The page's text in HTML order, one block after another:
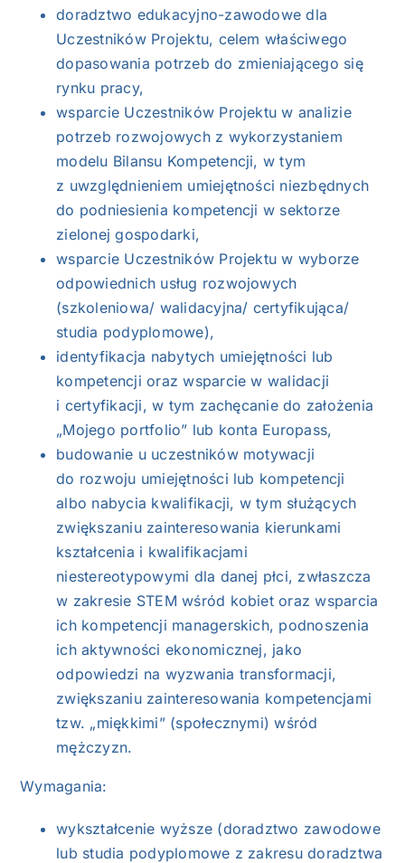
doradztwo edukacyjno-zawodowe dla
Uczestników Projektu, celem właściwego
dopasowania potrzeb do zmieniającego się
rynku pracy,
wsparcie Uczestników Projektu w analizie
potrzeb rozwojowych z wykorzystaniem
modelu Bilansu Kompetencji, w tym
z uwzględnieniem umiejętności niezbędnych
do podniesienia kompetencji w sektorze
zielonej gospodarki,
wsparcie Uczestników Projektu w wyborze
odpowiednich usług rozwojowych
(szkoleniowa/ walidacyjna/ certyfikująca/
studia podyplomowe),
identyfikacja nabytych umiejętności lub
kompetencji oraz wsparcie w walidacji
i certyfikacji, w tym zachęcanie do założenia
„Mojego portfolio” lub konta Europass,
budowanie u uczestników motywacji
do rozwoju umiejętności lub kompetencji
albo nabycia kwalifikacji, w tym służących
zwiększaniu zainteresowania kierunkami
kształcenia i kwalifikacjami
niestereotypowymi dla danej płci, zwłaszcza
w zakresie STEM wśród kobiet oraz wsparcia
ich kompetencji managerskich, podnoszenia
ich aktywności ekonomicznej, jako
odpowiedzi na wyzwania transformacji,
zwiększaniu zainteresowania kompetencjami
tzw. „miękkimi” (społecznymi) wśród
mężczyzn.
Wymagania:
wykształcenie wyższe (doradztwo zawodowe
lub studia podyplomowe z zakresu doradztwa